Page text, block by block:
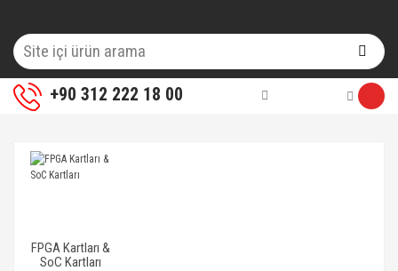
+90 312 222 18 00
FPGA Kartları &
SoC Kartları